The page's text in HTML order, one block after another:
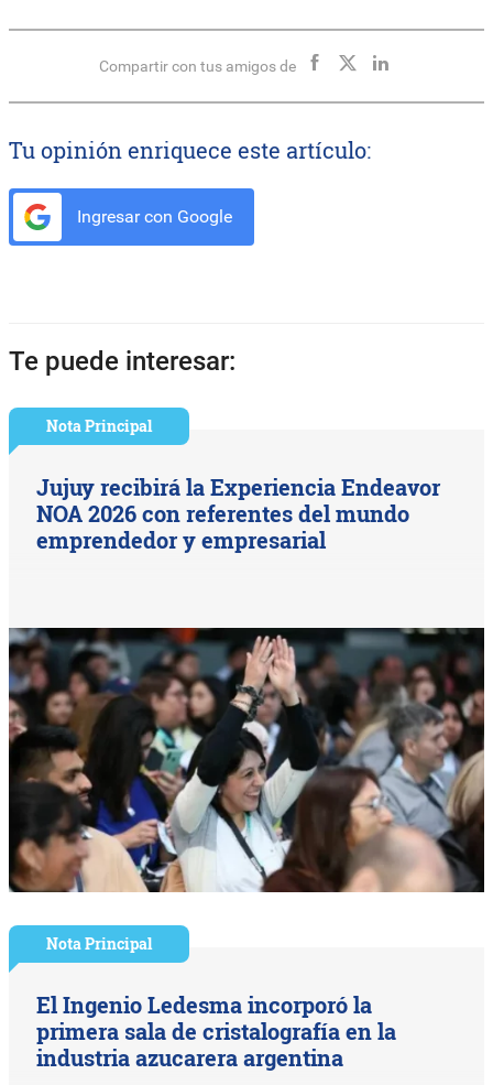
Compartir con tus amigos de
Tu opinión enriquece este artículo:
Ingresar con Google
Te puede interesar:
Nota Principal
Jujuy recibirá la Experiencia Endeavor
NOA 2026 con referentes del mundo
emprendedor y empresarial
Nota Principal
El Ingenio Ledesma incorporó la
primera sala de cristalografía en la
industria azucarera argentina